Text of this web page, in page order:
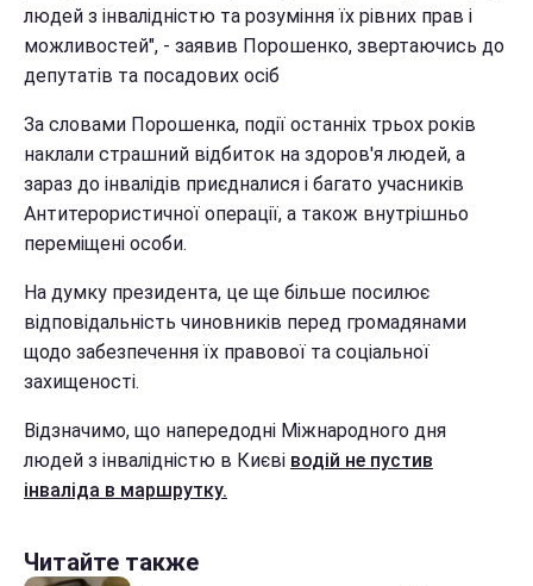
людей з інвалідністю та розуміння їх рівних прав і
можливостей", - заявив Порошенко, звертаючись до
депутатів та посадових осіб
За словами Порошенка, події останніх трьох років
наклали страшний відбиток на здоров'я людей, а
зараз до інвалідів приєдналися і багато учасників
Антитерористичної операції, а також внутрішньо
переміщені особи.
На думку президента, це ще більше посилює
відповідальність чиновників перед громадянами
щодо забезпечення їх правової та соціальної
захищеності.
Відзначимо, що напередодні Міжнародного дня
людей з інвалідністю в Києві водій не пустив
інваліда в маршрутку.
Читайте также